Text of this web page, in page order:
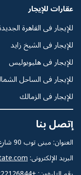
عقارات للإيجار
للإيجار فى القاهرة
للإيجار فى الشيخ زايد
للإيجار فى هليوبوليس
للإيجار فى الساحل
للإيجار فى الزمالك
إتصل بنا
العنوان: مبنى توب 90 شارع التسعين الجنوبى - القاهرة الجديدة
البريد الإلكترونى: